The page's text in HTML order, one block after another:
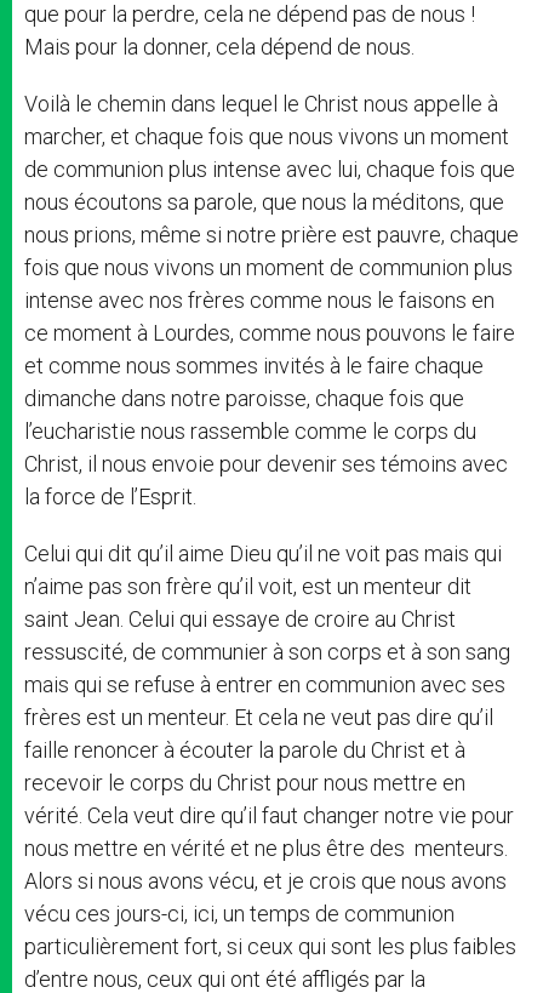
que pour la perdre, cela ne dépend pas de nous !
Mais pour la donner, cela dépend de nous.
Voilà le chemin dans lequel le Christ nous appelle à
marcher, et chaque fois que nous vivons un moment
de communion plus intense avec lui, chaque fois que
nous écoutons sa parole, que nous la méditons, que
nous prions, même si notre prière est pauvre, chaque
fois que nous vivons un moment de communion plus
intense avec nos frères comme nous le faisons en
ce moment à Lourdes, comme nous pouvons le faire
et comme nous sommes invités à le faire chaque
dimanche dans notre paroisse, chaque fois que
l’eucharistie nous rassemble comme le corps du
Christ, il nous envoie pour devenir ses témoins avec
la force de l’Esprit.
Celui qui dit qu’il aime Dieu qu’il ne voit pas mais qui
n’aime pas son frère qu’il voit, est un menteur dit
saint Jean. Celui qui essaye de croire au Christ
ressuscité, de communier à son corps et à son sang
mais qui se refuse à entrer en communion avec ses
frères est un menteur. Et cela ne veut pas dire qu’il
faille renoncer à écouter la parole du Christ et à
recevoir le corps du Christ pour nous mettre en
vérité. Cela veut dire qu’il faut changer notre vie pour
nous mettre en vérité et ne plus être des menteurs.
Alors si nous avons vécu, et je crois que nous avons
vécu ces jours-ci, ici, un temps de communion
particulièrement fort, si ceux qui sont les plus faibles
d’entre nous, ceux qui ont été affligés par la